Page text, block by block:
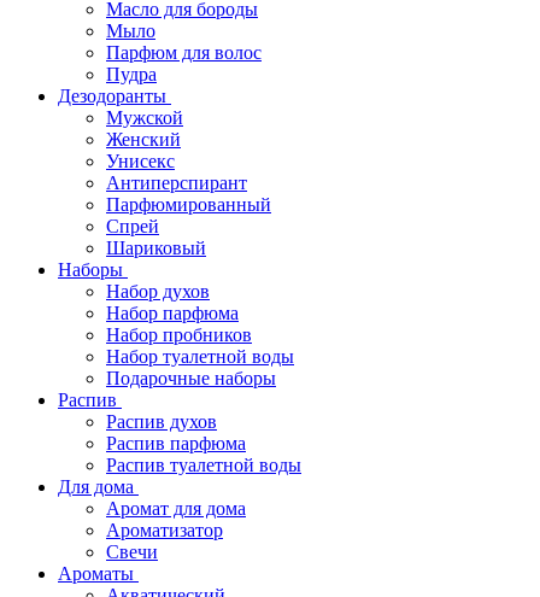
Масло для бороды
Мыло
Парфюм для волос
Пудра
Дезодоранты
Мужской
Женский
Унисекс
Антиперспирант
Парфюмированный
Спрей
Шариковый
Наборы
Набор духов
Набор парфюма
Набор пробников
Набор туалетной воды
Подарочные наборы
Распив
Распив духов
Распив парфюма
Распив туалетной воды
Для дома
Аромат для дома
Ароматизатор
Свечи
Ароматы